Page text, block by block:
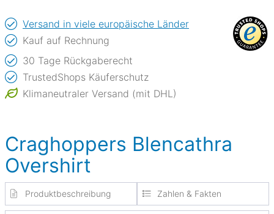
Versand in viele europäische Länder
Kauf auf Rechnung
30 Tage Rückgaberecht
TrustedShops Käuferschutz
Klimaneutraler Versand (mit DHL)
Craghoppers Blencathra
Overshirt
Produktbeschreibung Zahlen & Fakten